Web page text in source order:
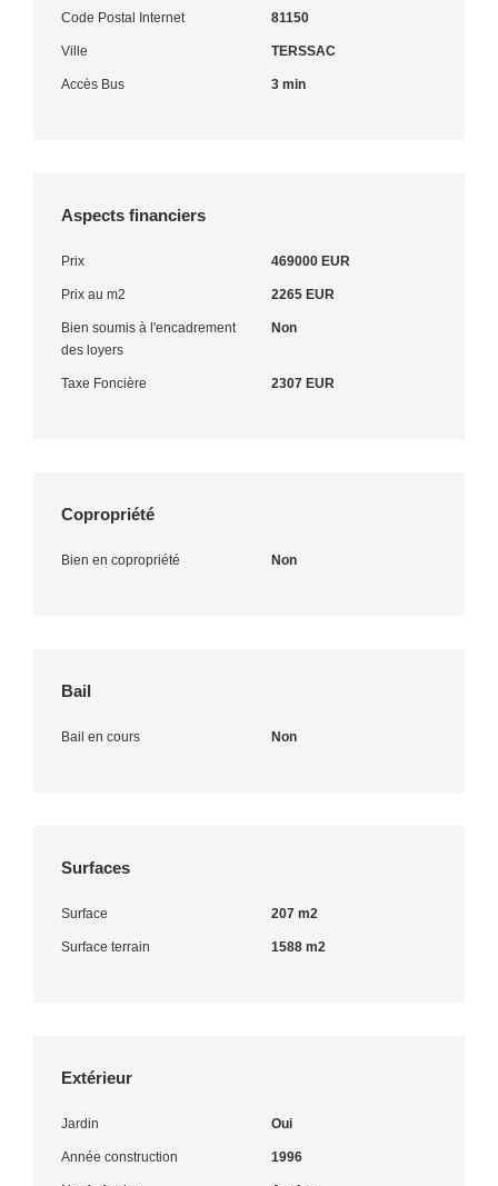
Code Postal Internet 81150
Ville TERSSAC
Accès Bus 3 min
Aspects financiers
Prix 469000 EUR
Prix au m2 2265 EUR
Bien soumis à l'encadrement
des loyers
Non
Taxe Foncière 2307 EUR
Copropriété
Bien en copropriété Non
Bail
Bail en cours Non
Surfaces
Surface 207 m2
Surface terrain 1588 m2
Extérieur
Jardin Oui
Année construction 1996